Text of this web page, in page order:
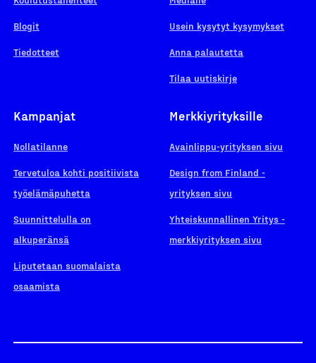
Blogit
Tiedotteet
Usein kysytyt kysymykset
Anna palautetta
Tilaa uutiskirje
Kampanjat
Nollatilanne
Tervetuloa kohti positiivista
työelämäpuhetta
Suunnittelulla on
alkuperänsä
Liputetaan suomalaista
osaamista
Merkkiyrityksille
Avainlippu-yrityksen sivu
Design from Finland -
yrityksen sivu
Yhteiskunnallinen Yritys -
merkkiyrityksen sivu